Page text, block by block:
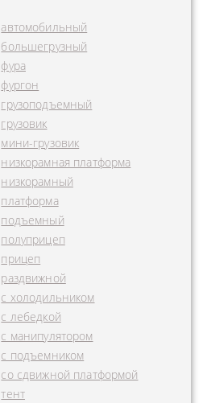
автомобильный
большегрузный
фура
фургон
грузоподъемный
грузовик
мини-грузовик
низкорамная платформа
низкорамный
платформа
подъемный
полуприцеп
прицеп
раздвижной
с холодильником
с лебедкой
с манипулятором
с подъемником
со сдвижной платформой
тент